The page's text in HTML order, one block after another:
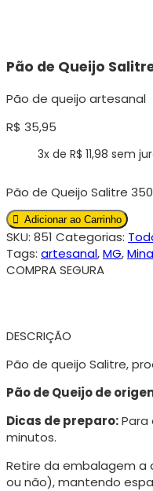
Pão de Queijo
Pão de queijo artesanal
R$ 35,95
3x de R$ 11,98 sem
Pão de Queijo Salitre
Adicionar ao Carrinho
SKU: 851 Categorias:
Tags: artesanal,MG,
COMPRA SEGURA
DESCRIÇÃO
Pão de queijo Salitre,
Pão de Queijo de
Dicas de preparo:Para
minutos.
Retire da embalagem a
ou não), mantendo